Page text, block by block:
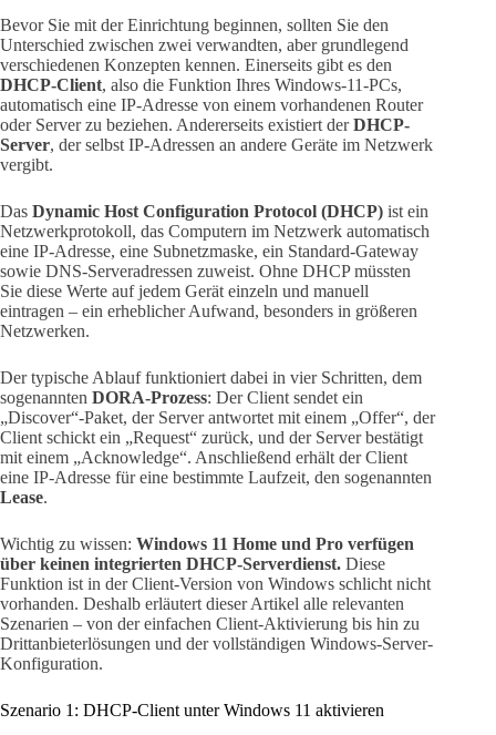
Bevor Sie mit der Einrichtung beginnen, sollten Sie den
Unterschied zwischen zwei verwandten, aber grundlegend
verschiedenen Konzepten kennen. Einerseits gibt es den
DHCP-Client, also die Funktion Ihres Windows-11-PCs,
automatisch eine IP-Adresse von einem vorhandenen Router
oder Server zu beziehen. Andererseits existiert derDHCP-
Server, der selbst IP-Adressen an andere Geräte im Netzwerk
vergibt.
Das Dynamic Host Configuration Protocol (DHCP) ist ein
Netzwerkprotokoll, das Computern im Netzwerk automatisch
eine IP-Adresse, eine Subnetzmaske, ein Standard-Gateway
sowie DNS-Serveradressen zuweist. Ohne DHCP müssten
Sie diese Werte auf jedem Gerät einzeln und manuell
eintragen – ein erheblicher Aufwand, besonders in größeren
Netzwerken.
Der typische Ablauf funktioniert dabei in vier Schritten, dem
sogenannten DORA-Prozess: Der Client sendet ein
„Discover“-Paket, der Server antwortet mit einem „Offer“, der
Client schickt ein „Request“ zurück, und der Server bestätigt
mit einem „Acknowledge“. Anschließend erhält der Client
eine IP-Adresse für eine bestimmte Laufzeit, den sogenannten
Lease.
Wichtig zu wissen: Windows 11 Home und Pro verfügen
über keinen integrierten DHCP-Serverdienst. Diese
Funktion ist in der Client-Version von Windows schlicht nicht
vorhanden. Deshalb erläutert dieser Artikel alle relevanten
Szenarien – von der einfachen Client-Aktivierung bis hin zu
Drittanbieterlösungen und der vollständigen Windows-Server-
Konfiguration.
Szenario 1: DHCP-Client unter Windows 11 aktivieren